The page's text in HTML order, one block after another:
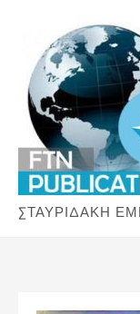
content
ΣΤΑΥΡΙΔΑΚΗ